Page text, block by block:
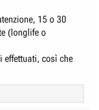
15 o 30
(longlife o
effettuati, così che